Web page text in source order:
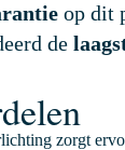
op dit
de
zorgt